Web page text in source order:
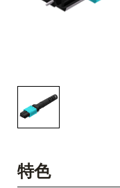
特色